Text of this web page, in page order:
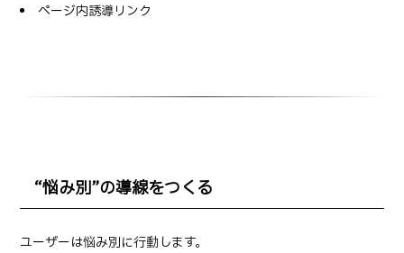
ページ内誘導リンク
“悩み別”の導線をつくる
ユーザーは悩み別に行動します。